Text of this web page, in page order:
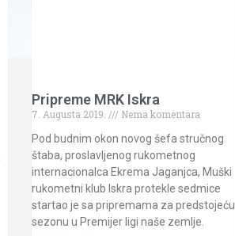
Pripreme MRK Iskra
7. Augusta 2019.
Nema komentara
Pod budnim okon novog šefa stručnog
štaba, proslavljenog rukometnog
internacionalca Ekrema Jaganjca, Muški
rukometni klub Iskra protekle sedmice
startao je sa pripremama za predstojeću
sezonu u Premijer ligi naše zemlje.